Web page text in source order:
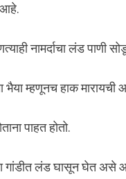
आहे.
नामर्दाचा लंड पाणी
म्हणूनच हाक
पाहत होतो.
गांडीत लंड घासून घेत